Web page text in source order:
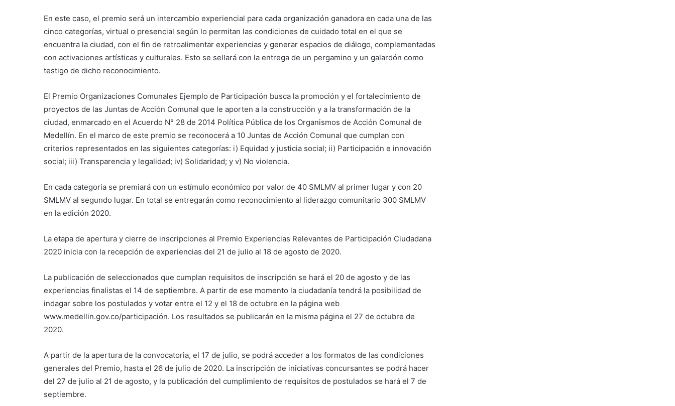
En este caso, el premio será un intercambio experiencial para cada organización ganadora en cada una de las
cinco categorías, virtual o presencial según lo permitan las condiciones de cuidado total en el que se
encuentra la ciudad, con el fin de retroalimentar experiencias y generar espacios de diálogo, complementadas
con activaciones artísticas y culturales. Esto se sellará con la entrega de un pergamino y un galardón como
testigo de dicho reconocimiento.
El Premio Organizaciones Comunales Ejemplo de Participación busca la promoción y el fortalecimiento de
proyectos de las Juntas de Acción Comunal que le aporten a la construcción y a la transformación de la
ciudad, enmarcado en el Acuerdo N° 28 de 2014 Política Pública de los Organismos de Acción Comunal de
Medellín. En el marco de este premio se reconocerá a 10 Juntas de Acción Comunal que cumplan con
criterios representados en las siguientes categorías: i) Equidad y justicia social; ii) Participación e innovación
social; iii) Transparencia y legalidad; iv) Solidaridad; y v) No violencia.
En cada categoría se premiará con un estímulo económico por valor de 40 SMLMV al primer lugar y con 20
SMLMV al segundo lugar. En total se entregarán como reconocimiento al liderazgo comunitario 300 SMLMV
en la edición 2020.
La etapa de apertura y cierre de inscripciones al Premio Experiencias Relevantes de Participación Ciudadana
2020 inicia con la recepción de experiencias del 21 de julio al 18 de agosto de 2020.
La publicación de seleccionados que cumplan requisitos de inscripción se hará el 20 de agosto y de las
experiencias finalistas el 14 de septiembre. A partir de ese momento la ciudadanía tendrá la posibilidad de
indagar sobre los postulados y votar entre el 12 y el 18 de octubre en la página web
www.medellin.gov.co/participación. Los resultados se publicarán en la misma página el 27 de octubre de
2020.
A partir de la apertura de la convocatoria, el 17 de julio, se podrá acceder a los formatos de las condiciones
generales del Premio, hasta el 26 de julio de 2020. La inscripción de iniciativas concursantes se podrá hacer
del 27 de julio al 21 de agosto, y la publicación del cumplimiento de requisitos de postulados se hará el 7 de
septiembre.